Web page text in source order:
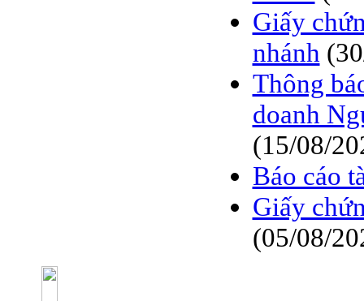
Giấy
nhánh
Thông
doanh
(15/08/
Báo cáo
Giấy
(05/08/